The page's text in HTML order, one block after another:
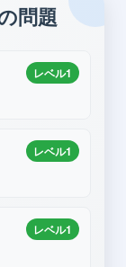
問題
レベル1
レベル1
レベル1